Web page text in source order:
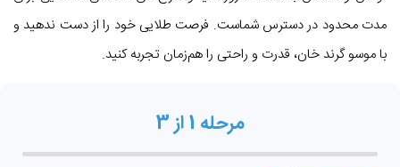
مدت محدود در دسترس شماست. فرصت طلایی خود را از دست ندهید و
با موسو گرند خان، قدرت و راحتی را هم‌زمان تجربه کنید.
مرحله 1 از 3